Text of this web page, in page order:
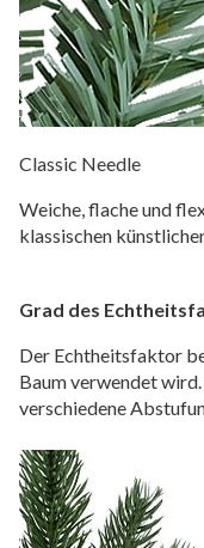
Classic Needle
Weiche, flache und
klassischen
Grad des
Der Echtheitsfaktor
Baum verwendet
verschiedene